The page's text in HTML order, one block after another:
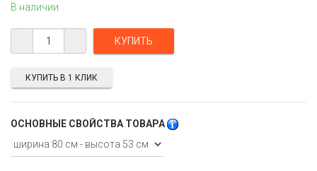
В наличии
ОСНОВНЫЕ СВОЙСТВА ТОВАРА
КУПИТЬ В 1 КЛИК